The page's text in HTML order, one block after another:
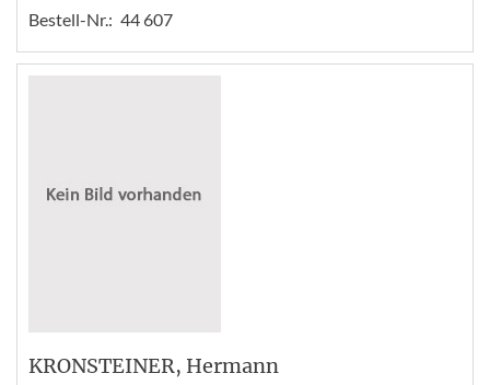
Bestell-Nr.: 44 607
KRONSTEINER, Hermann